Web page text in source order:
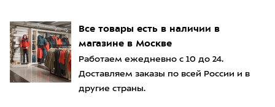
Все товары есть в наличии в
магазине в Москве
Работаем ежедневно с 10 до 24.
Доставляем заказы по всей России и в
другие страны.